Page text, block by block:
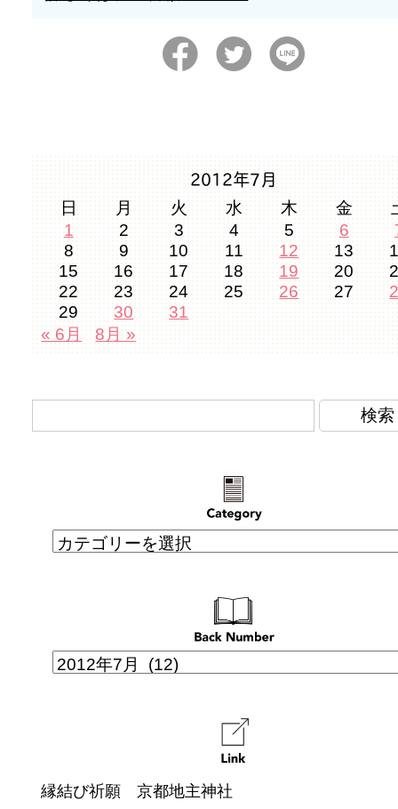
2012年7月
日 月 火 水 木 金
1
2 3 4 5 6
8
9 10 11 12 13
15
16 17 18 19 20
22
23 24 25 26 27
29
30
31
« 6月
8月 »
縁結び祈願 京都地主神社